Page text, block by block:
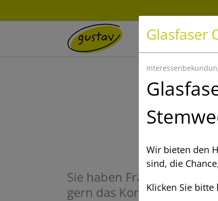
Glasfaser
Wir bieten den
sind, die
Klicken Sie
Sie haben Fragen zu
gern das Kontaktformular